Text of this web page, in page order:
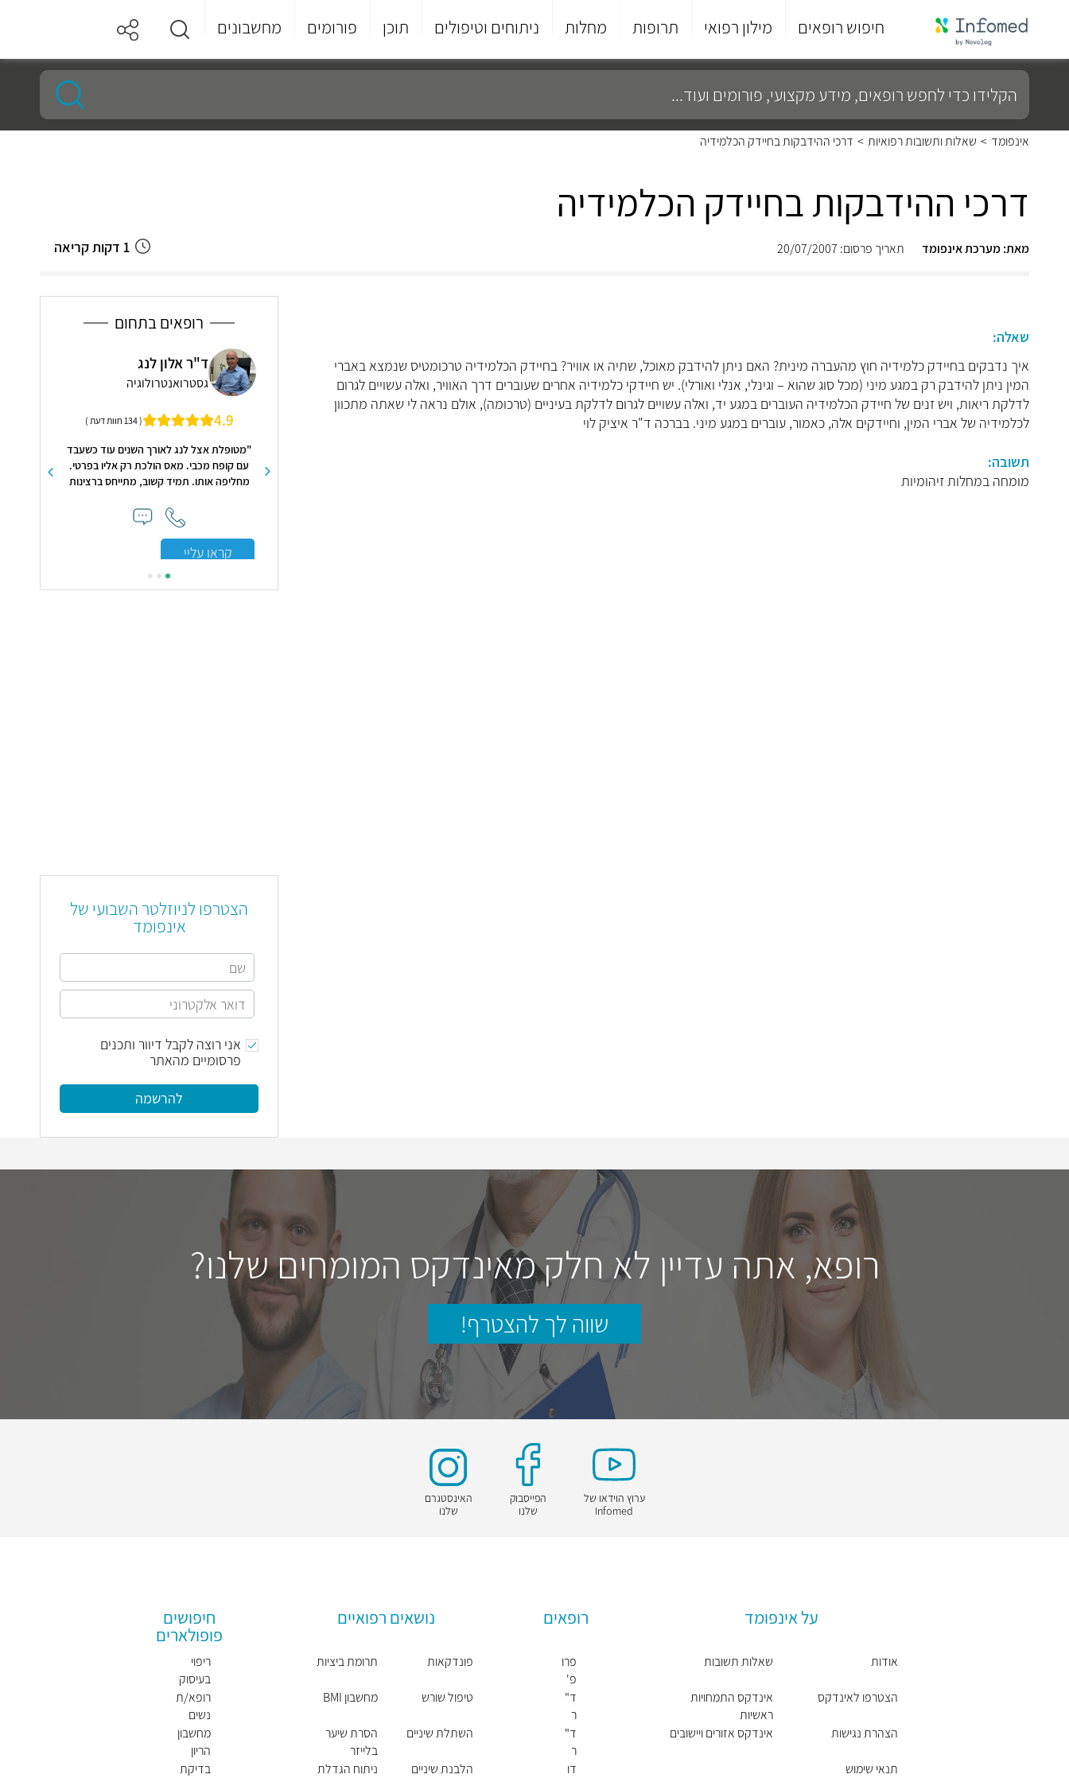
חיפוש רופאים מילון רפואי תרופות מחלות ניתוחים וטיפולים תוכן פורומים מחשבונים
סוף
התפריט
הקלידו
כדי
לחפש
רופאים,
מידע
מקצועי,
אינפומד > שאלות ותשובות רפואיות > דרכי ההידבקות בחיידק הכלמידיה
דרכי ההידבקות בחיידק הכלמידיה
מאת: מערכת אינפומד תאריך פרסום: 20/07/2007 1 דקות קריאה
שאלה:
איך נדבקים בחיידק כלמידיה חוץ מהעברה מינית? האם ניתן להידבק מאוכל, שתיה או אוויר? בחיידק הכלמידיה טרכומטיס שנמצא באברי
המין ניתן להידבק רק במגע מיני (מכל סוג שהוא – וגינלי, אנלי ואורלי). יש חיידקי כלמידיה אחרים שעוברים דרך האוויר, ואלה עשויים לגרום
לדלקת ריאות, ויש זנים של חיידק הכלמידיה העוברים במגע יד, ואלה עשויים לגרום לדלקת בעיניים (טרכומה), אולם נראה לי שאתה מתכוון
לכלמידיה של אברי המין, וחיידקים אלה, כאמור, עוברים במגע מיני. בברכה ד"ר איציק לוי
תשובה:
מומחה במחלות זיהומיות
רופאים בתחום
ד"ר גיא שטויר
ילדים
בצורה יוצאת דופן. הבת שלי מטופלת אצלו
ד"ר אלון לנג
גסטרואנטרולוגיה
4.9 ( 134 חוות דעת )
"מטופלת אצל לנג לאורך השנים עוד כשעבד
עם קופח מכבי. מאס הולכת רק אליו בפרטי.
מחליפה אותו. תמיד קשוב, מתייחס ברצינות
קראו עליי
קשוחות
הצטרפו לניוזלטר השבועי של
אינפומד
אני רוצה לקבל דיוור ותכנים
פרסומיים מהאתר
להרשמה
רופא, אתה עדיין לא חלק מאינדקס המומחים שלנו?
שווה לך להצטרף!
ערוץ הוידאו של
Infomed
הפייסבוק
שלנו
האינסטגרם
שלנו
על אינפומד
אודות
הצטרפו לאינדקס
הצהרת נגישות
תנאי שימוש
שאלות תשובות
אינדקס התמחויות
ראשיות
אינדקס אזורים ויישובים
רופאים
פרו
פ'
יונ
תן
רוט
ד"
ר
אנ
ה
קונ
ד"
ר
דן
דו
נושאים רפואיים
פונדקאות
טיפול שורש
השתלת שיניים
הלבנת שיניים
תרומת ביציות
מחשבון BMI
הסרת שיער
בלייזר
ניתוח הגדלת
חיפושים
פופולארים
ריפוי
בעיסוק
רופא/ת
נשים
מומלץ/
ת
מחשבון
הריון
בדיקת